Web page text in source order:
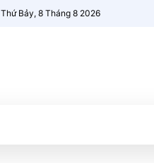
Thứ Bảy, 8 Tháng 8 2026